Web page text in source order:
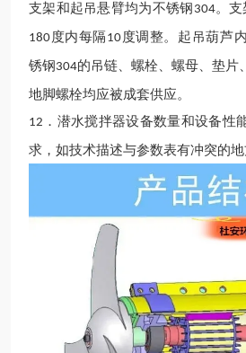
支架和起吊悬臂均为不锈钢 304。支
180 度内每隔 10 度调整。起吊葫芦
锈钢304的吊链、螺栓、螺母、垫片
地脚螺栓均应被成套供应。
12 ．潜水搅拌器设备数量和设备性
求，如技术描述与参数表有冲突的地